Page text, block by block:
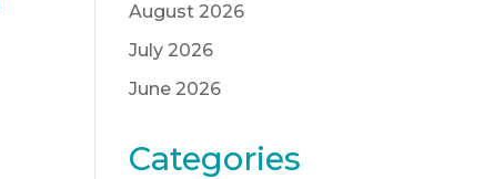
August 2026
July 2026
June 2026
Categories